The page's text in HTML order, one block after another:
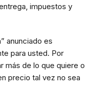
impuestos y
anunciado es
para usted. Por
más de lo que quiere o
precio tal vez no sea